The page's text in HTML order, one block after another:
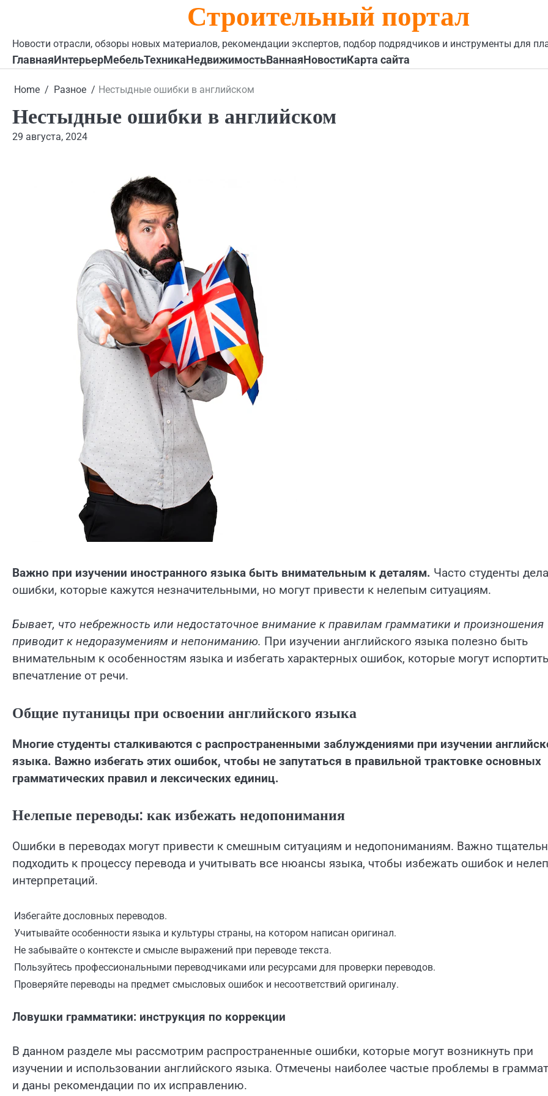
Строительный портал
Новости отрасли, обзоры новых материалов, рекомендации экспертов, подбор подрядчиков и инструменты для
ГлавнаяИнтерьерМебельТехникаНедвижимостьВаннаяНовостиКарта сайта
Home Разное Нестыдные ошибки в английском
Нестыдные ошибки в английском
29 августа, 2024
Важно при изучении иностранного языка быть внимательным к деталям. Часто студенты
ошибки, которые кажутся незначительными, но могут привести к нелепым ситуациям.
Бывает, что небрежность или недостаточное внимание к правилам грамматики и произношения
приводит к недоразумениям и непониманию. При изучении английского языка полезно быть
внимательным к особенностям языка и избегать характерных ошибок, которые могут испортить
впечатление от речи.
Общие путаницы при освоении английского языка
Многие студенты сталкиваются с распространенными заблуждениями при изучении
языка. Важно избегать этих ошибок, чтобы не запутаться в правильной трактовке основных
грамматических правил и лексических единиц.
Нелепые переводы: как избежать недопонимания
Ошибки в переводах могут привести к смешным ситуациям и недопониманиям. Важно
подходить к процессу перевода и учитывать все нюансы языка, чтобы избежать ошибок и
интерпретаций.
Избегайте дословных переводов.
Учитывайте особенности языка и культуры страны, на котором написан оригинал.
Не забывайте о контексте и смысле выражений при переводе текста.
Пользуйтесь профессиональными переводчиками или ресурсами для проверки переводов.
Проверяйте переводы на предмет смысловых ошибок и несоответствий оригиналу.
Ловушки грамматики: инструкция по коррекции
В данном разделе мы рассмотрим распространенные ошибки, которые могут возникнуть при
изучении и использовании английского языка. Отмечены наиболее частые проблемы в
и даны рекомендации по их исправлению.